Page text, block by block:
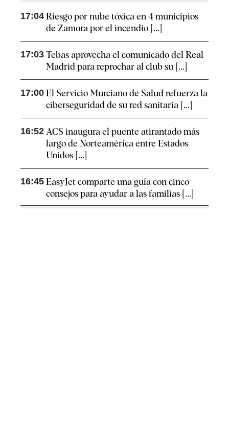
17:04 Riesgo por nube tóxica en 4 municipios
de Zamora por el incendio [...]
17:03 Tebas aprovecha el comunicado del Real
Madrid para reprochar al club su [...]
17:00 El Servicio Murciano de Salud refuerza la
ciberseguridad de su red sanitaria [...]
16:52 ACS inaugura el puente atirantado más
largo de Norteamérica entre Estados
Unidos [...]
16:45 EasyJet comparte una guía con cinco
consejos para ayudar a las familias [...]